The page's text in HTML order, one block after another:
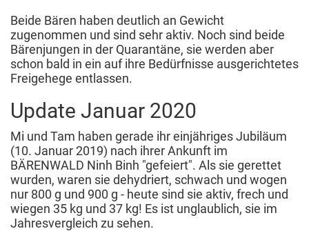
Beide Bären haben deutlich an Gewicht
zugenommen und sind sehr aktiv. Noch sind beide
Bärenjungen in der Quarantäne, sie werden aber
schon bald in ein auf ihre Bedürfnisse ausgerichtetes
Freigehege entlassen.
Update Januar 2020
Mi und Tam haben gerade ihr einjähriges Jubiläum
(10. Januar 2019) nach ihrer Ankunft im
BÄRENWALD Ninh Binh "gefeiert". Als sie gerettet
wurden, waren sie dehydriert, schwach und wogen
nur 800 g und 900 g - heute sind sie aktiv, frech und
wiegen 35 kg und 37 kg! Es ist unglaublich, sie im
Jahresvergleich zu sehen.